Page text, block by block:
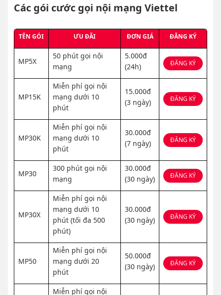
Các gói cước gọi nội mạng Viettel
TÊN GÓI ƯU ĐÃI ĐƠN GIÁ ĐĂNG KÝ
MP5X
50 phút gọi nội
mạng
5.000đ
(24h)
ĐĂNG KÝ
MP15K
Miễn phí gọi nội
mạng dưới 10
phút
15.000đ
(3 ngày)
ĐĂNG KÝ
MP30K
Miễn phí gọi nội
mạng dưới 10
phút
30.000đ
(7 ngày)
ĐĂNG KÝ
MP30
300 phút gọi nội
mạng
30.000đ
(30 ngày)
ĐĂNG KÝ
MP30X
Miễn phí gọi nội
mạng dưới 10
phút (tối đa 500
phút)
30.000đ
(30 ngày)
ĐĂNG KÝ
MP50
Miễn phí gọi nội
mạng dưới 20
phút
50.000đ
(30 ngày)
ĐĂNG KÝ
Miễn phí gọi nội